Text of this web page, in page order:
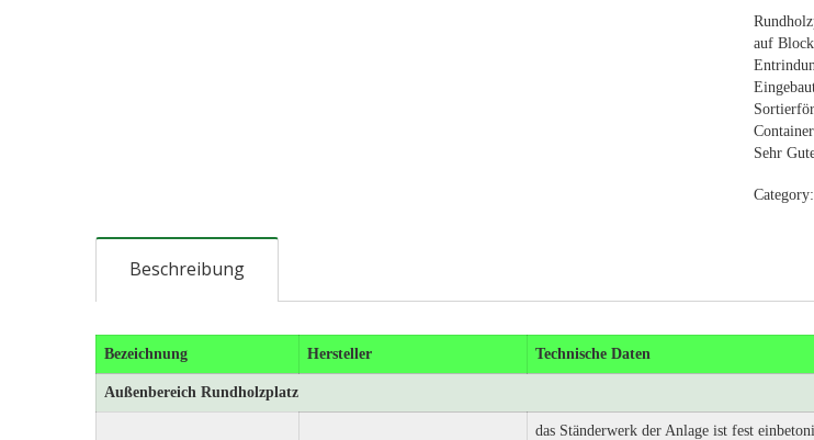
auf
Sehr
Category:
Beschreibung
Bezeichnung Hersteller Technische Daten
Außenbereich Rundholzplatz
das Ständerwerk der Anlage ist fest